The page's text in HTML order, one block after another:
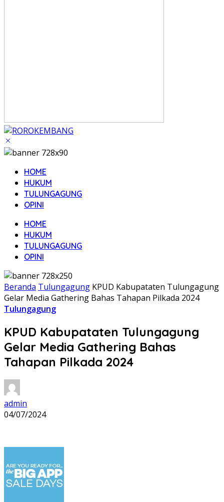
HOME
HUKUM
TULUNGAGUNG
OPINI
HOME
HUKUM
TULUNGAGUNG
OPINI
Beranda Tulungagung KPUD Kabupataten Tulungagung
Gelar Media Gathering Bahas Tahapan Pilkada 2024
Tulungagung
KPUD Kabupataten Tulungagung
Gelar Media Gathering Bahas
Tahapan Pilkada 2024
admin
04/07/2024